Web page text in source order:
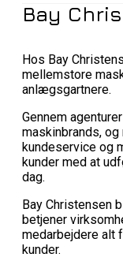
Bay
Hos Bay
mellemstore
anlægsgartnere.
Gennem
maskinbrands,
kundeservice og
kunder med at
dag.
Bay Christensen
betjener
medarbejdere alt
kunder.